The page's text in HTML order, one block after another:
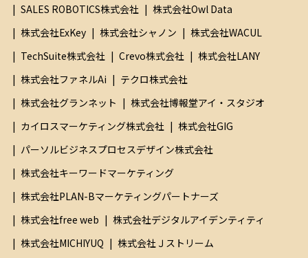
込
み
に
し
て
、
以
事
項
に
SALES ROBOTICS株式会社
株式会社Owl Data
株式会社ExKey
株式会社シャノン
株式会社WACUL
TechSuite株式会社
Crevo株式会社
株式会社LANY
株式会社ファネルAi
テクロ株式会社
株式会社グランネット
株式会社博報堂アイ・スタジオ
カイロスマーケティング株式会社
株式会社GIG
パーソルビジネスプロセスデザイン株式会社
株式会社キーワードマーケティング
株式会社PLAN-Bマーケティングパートナーズ
株式会社free web
株式会社デジタルアイデンティティ
株式会社MICHIYUQ
株式会社Ｊストリーム